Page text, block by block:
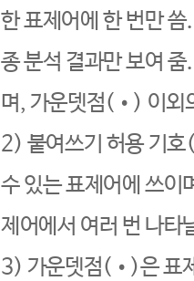
한 표제어에 한 번만
종 분석 결과만 보여
며, 가운뎃점(•) 이외
2) 붙여쓰기 허용 기호
수 있는 표제어에 쓰이
제어에서 여러 번 나타
3) 가운뎃점(•)은 표